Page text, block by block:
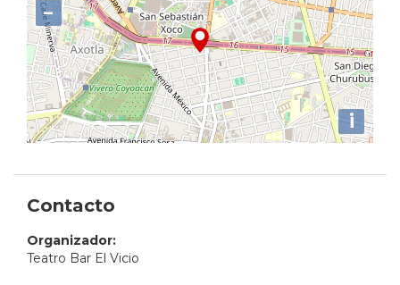
−
i
Contacto
Organizador:
Teatro Bar El Vicio